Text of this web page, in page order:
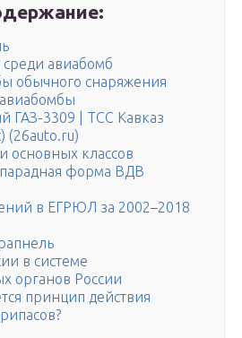
авиабомб
обычного снаряжения
ГАЗ-3309 | ТСС Кавказ
(26auto.ru)
основных классов
форма ВДВ
в ЕГРЮЛ за 2002–2018
в системе
органов России
принцип действия